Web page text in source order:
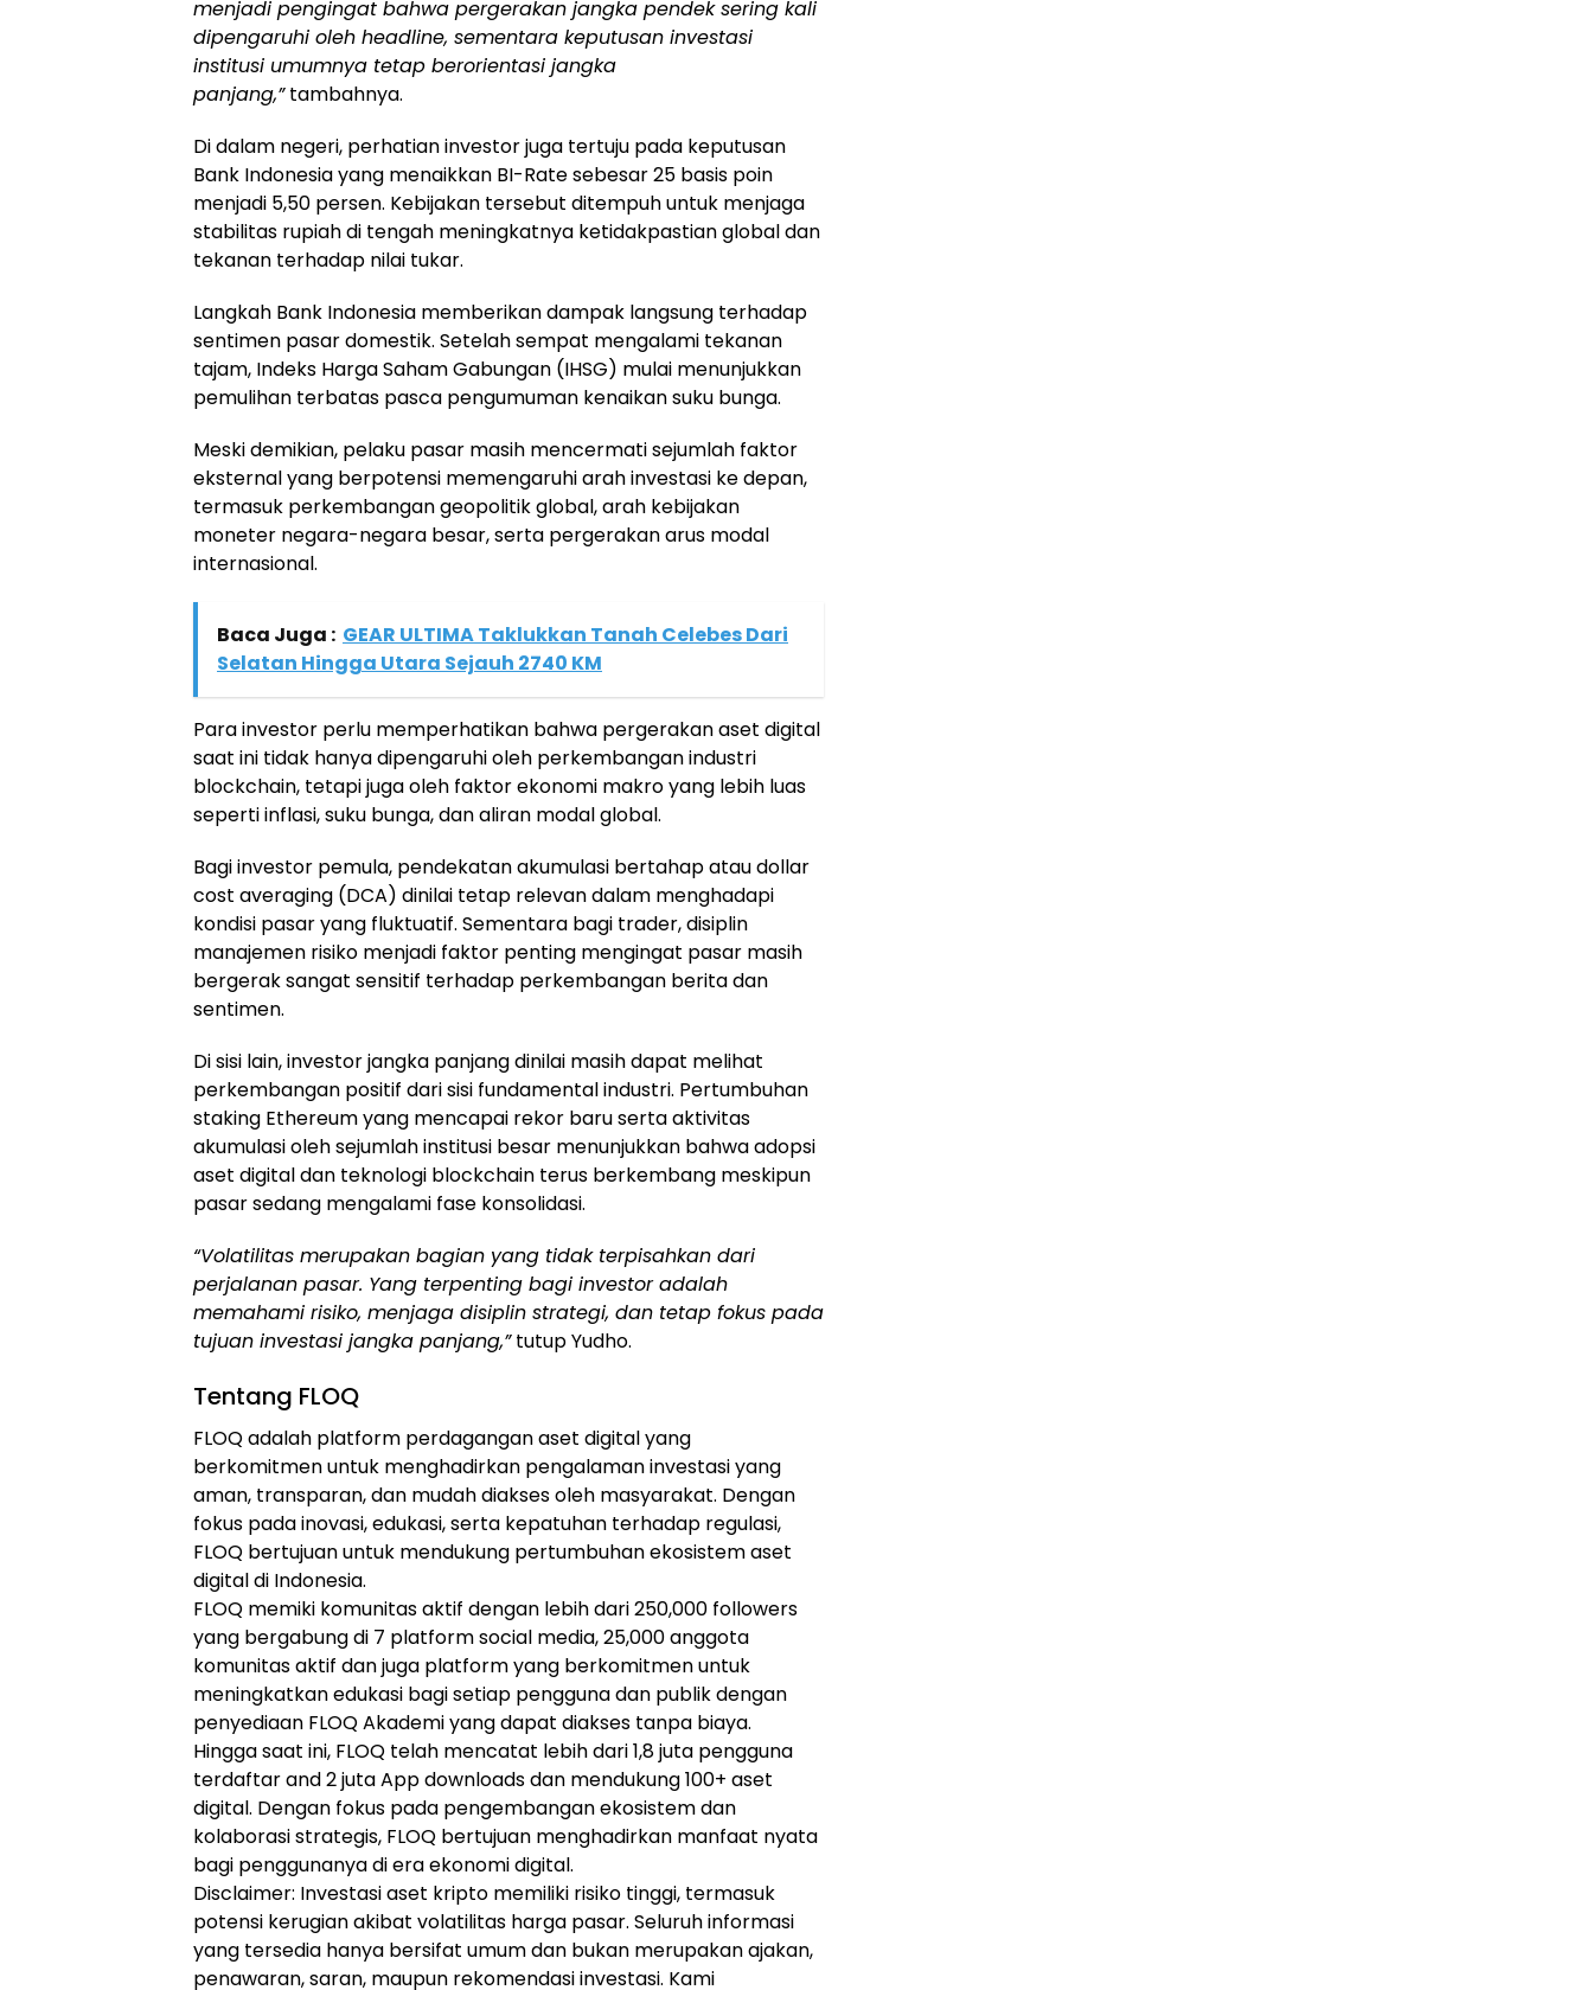
menjadi pengingat bahwa pergerakan jangka pendek sering kali
dipengaruhi oleh headline, sementara keputusan investasi
institusi umumnya tetap berorientasi jangka
panjang,”tambahnya.
Di dalam negeri, perhatian investor juga tertuju pada keputusan
Bank Indonesia yang menaikkan BI-Rate sebesar 25 basis poin
menjadi 5,50 persen. Kebijakan tersebut ditempuh untuk menjaga
stabilitas rupiah di tengah meningkatnya ketidakpastian global dan
tekanan terhadap nilai tukar.
Langkah Bank Indonesia memberikan dampak langsung terhadap
sentimen pasar domestik. Setelah sempat mengalami tekanan
tajam, Indeks Harga Saham Gabungan (IHSG) mulai menunjukkan
pemulihan terbatas pasca pengumuman kenaikan suku bunga.
Meski demikian, pelaku pasar masih mencermati sejumlah faktor
eksternal yang berpotensi memengaruhi arah investasi ke depan,
termasuk perkembangan geopolitik global, arah kebijakan
moneter negara-negara besar, serta pergerakan arus modal
internasional.
Baca Juga : GEAR ULTIMA Taklukkan Tanah Celebes Dari
Selatan Hingga Utara Sejauh 2740 KM
Para investor perlu memperhatikan bahwa pergerakan aset digital
saat ini tidak hanya dipengaruhi oleh perkembangan industri
blockchain, tetapi juga oleh faktor ekonomi makro yang lebih luas
seperti inflasi, suku bunga, dan aliran modal global.
Bagi investor pemula, pendekatan akumulasi bertahap atau dollar
cost averaging (DCA) dinilai tetap relevan dalam menghadapi
kondisi pasar yang fluktuatif. Sementara bagi trader, disiplin
manajemen risiko menjadi faktor penting mengingat pasar masih
bergerak sangat sensitif terhadap perkembangan berita dan
sentimen.
Di sisi lain, investor jangka panjang dinilai masih dapat melihat
perkembangan positif dari sisi fundamental industri. Pertumbuhan
staking Ethereum yang mencapai rekor baru serta aktivitas
akumulasi oleh sejumlah institusi besar menunjukkan bahwa adopsi
aset digital dan teknologi blockchain terus berkembang meskipun
pasar sedang mengalami fase konsolidasi.
“Volatilitas merupakan bagian yang tidak terpisahkan dari
perjalanan pasar. Yang terpenting bagi investor adalah
memahami risiko, menjaga disiplin strategi, dan tetap fokus pada
tujuan investasi jangka panjang,”tutup Yudho.
Tentang FLOQ
FLOQ adalah platform perdagangan aset digital yang
berkomitmen untuk menghadirkan pengalaman investasi yang
aman, transparan, dan mudah diakses oleh masyarakat. Dengan
fokus pada inovasi, edukasi, serta kepatuhan terhadap regulasi,
FLOQ bertujuan untuk mendukung pertumbuhan ekosistem aset
digital di Indonesia.
FLOQ memiki komunitas aktif dengan lebih dari 250,000 followers
yang bergabung di 7 platform social media, 25,000 anggota
komunitas aktif dan juga platform yang berkomitmen untuk
meningkatkan edukasi bagi setiap pengguna dan publik dengan
penyediaan FLOQ Akademi yang dapat diakses tanpa biaya.
Hingga saat ini, FLOQ telah mencatat lebih dari 1,8 juta pengguna
terdaftar and 2 juta App downloads dan mendukung 100+ aset
digital. Dengan fokus pada pengembangan ekosistem dan
kolaborasi strategis, FLOQ bertujuan menghadirkan manfaat nyata
bagi penggunanya di era ekonomi digital.
Disclaimer: Investasi aset kripto memiliki risiko tinggi, termasuk
potensi kerugian akibat volatilitas harga pasar. Seluruh informasi
yang tersedia hanya bersifat umum dan bukan merupakan ajakan,
penawaran, saran, maupun rekomendasi investasi. Kami